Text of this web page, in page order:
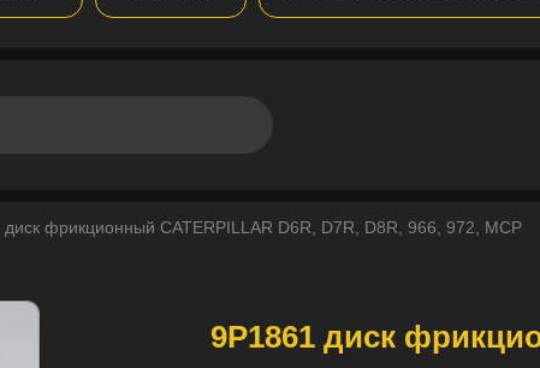
диск фрикционный CATERPILLAR D6R, D7R, D8R, 966, 972, MCP
9P1861 диск